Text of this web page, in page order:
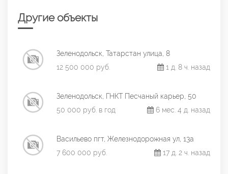
Другие объекты
Зеленодольск, Татарстан улица, 8
12 500 000 руб.
1 д. 8 ч. назад
Зеленодольск, ГНКТ Песчаный карьер, 50
50 000 руб. в год
6 мес. 4 д. назад
Васильево пгт, Железнодорожная ул, 13а
7 600 000 руб.
17 д. 2 ч. назад